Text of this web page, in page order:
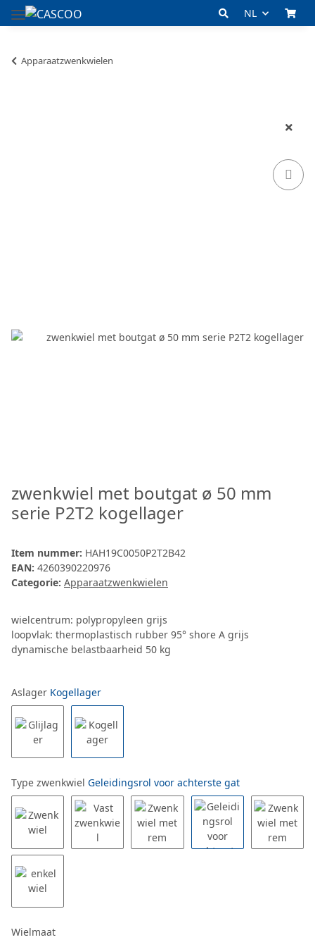
NL
Apparaatzwenkwielen
zwenkwiel met boutgat ø 50 mm
serie P2T2 kogellager
Item nummer: HAH19C0050P2T2B42
EAN: 4260390220976
Categorie: Apparaatzwenkwielen
wielcentrum: polypropyleen grijs
loopvlak: thermoplastisch rubber 95° shore A grijs
dynamische belastbaarheid 50 kg
Aslager Kogellager
Type zwenkwiel Geleidingsrol voor achterste gat
Wielmaat